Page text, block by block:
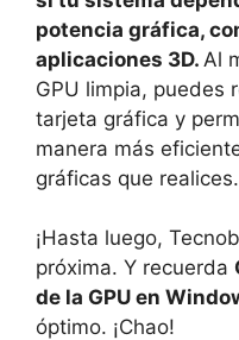
potencia ⁤gráfica,
aplicaciones 3D.​ Al
GPU ​limpia, puedes
tarjeta⁤ gráfica y
manera más
gráficas que⁣ realices.
¡Hasta ‍luego,​
‌próxima. Y recuerda
de la GPU en
óptimo. ¡Chao!